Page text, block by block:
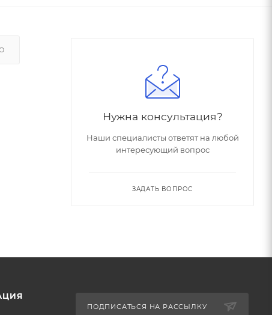
Нужна консультация?
Наши специалисты ответят на любой
интересующий вопрос
ЗАДАТЬ ВОПРОС
ПОДПИСАТЬСЯ НА РАССЫЛКУ